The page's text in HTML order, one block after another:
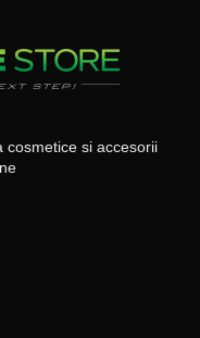
cosmetice si accesorii